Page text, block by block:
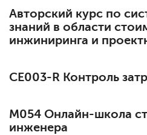
Авторский курс по
знаний в области
инжиниринга и
СЕ003-R Контроль
М054 Онлайн-школа
инженера